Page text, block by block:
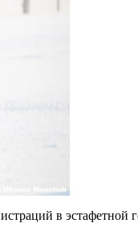
в эстафетной